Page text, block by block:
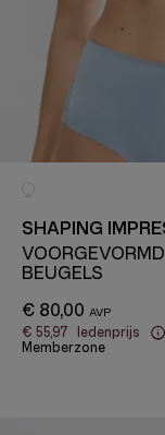
SHAPING
BEUGELS
€ 80,00
€ 55,97
ledenprijs
Memberzone